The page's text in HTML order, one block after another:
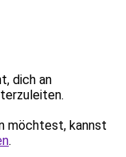
dich an
möchtest, kannst
.